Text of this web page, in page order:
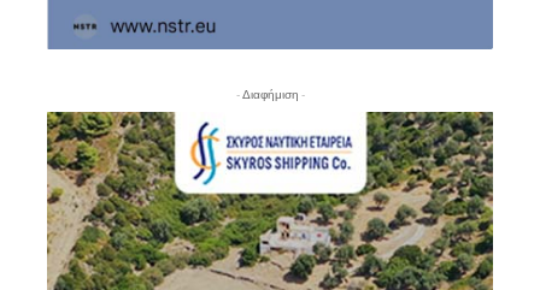
- Διαφήμιση -